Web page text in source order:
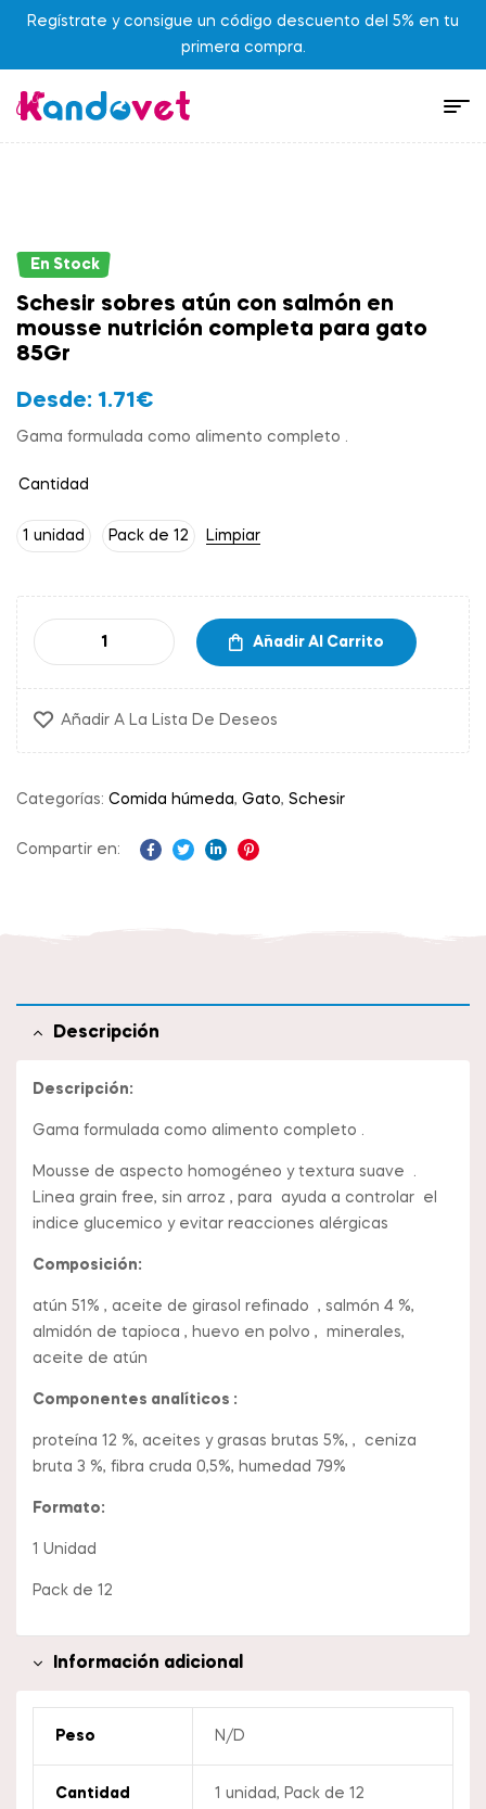
Regístrate y consigue un código descuento del 5% en tu
primera compra.
En Stock
Schesir sobres atún con salmón en
mousse nutrición completa para gato
85Gr
Desde: 1.71€
Gama formulada como alimento completo .
Cantidad
1 unidad Pack de 12 Limpiar
Añadir Al Carrito
Añadir A La Lista De Deseos
Categorías: Comida húmeda, Gato, Schesir
Compartir en:
Descripción
Descripción:
Gama formulada como alimento completo .
Mousse de aspecto homogéneo y textura suave .
Linea grain free, sin arroz , para ayuda a controlar el
indice glucemico y evitar reacciones alérgicas
Composición:
atún 51% , aceite de girasol refinado , salmón 4 %,
almidón de tapioca , huevo en polvo , minerales,
aceite de atún
Componentes analíticos :
proteína 12 %, aceites y grasas brutas 5%, , ceniza
bruta 3 %, fibra cruda 0,5%, humedad 79%
Formato:
1 Unidad
Pack de 12
Información adicional
Peso N/D
Cantidad 1 unidad, Pack de 12